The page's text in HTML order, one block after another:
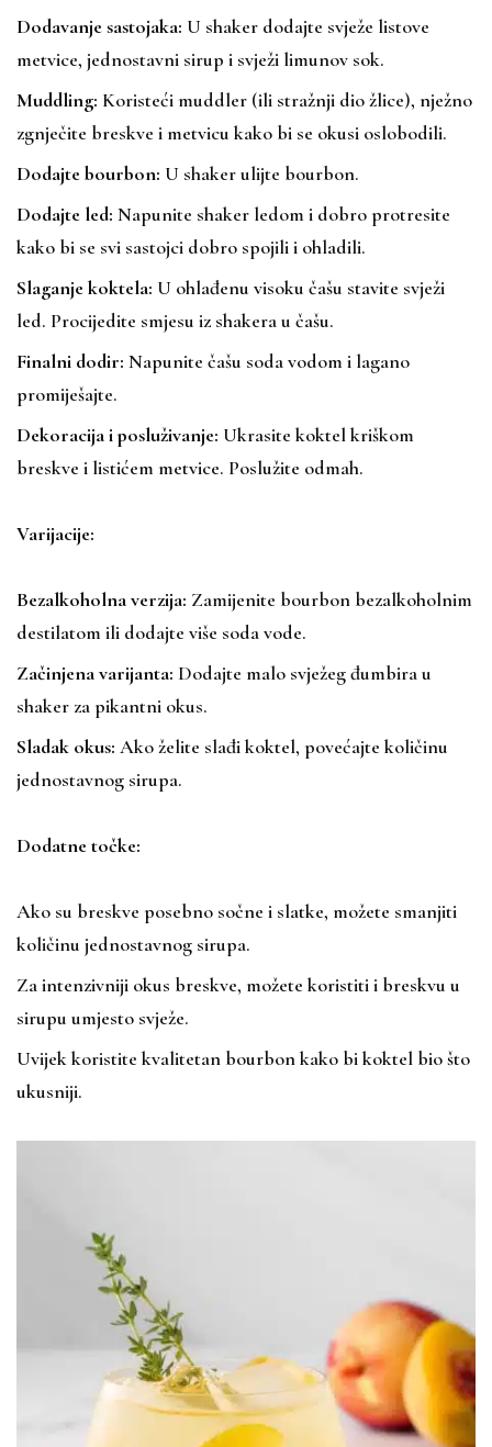
Dodavanje sastojaka: U shaker dodajte svježe listove
metvice, jednostavni sirup i svježi limunov sok.
Muddling: Koristeći muddler (ili stražnji dio žlice), nježno
zgnječite breskve i metvicu kako bi se okusi oslobodili.
Dodajte bourbon: U shaker ulijte bourbon.
Dodajte led: Napunite shaker ledom i dobro protresite
kako bi se svi sastojci dobro spojili i ohladili.
Slaganje koktela: U ohlađenu visoku čašu stavite svježi
led. Procijedite smjesu iz shakera u čašu.
Finalni dodir: Napunite čašu soda vodom i lagano
promiješajte.
Dekoracija i posluživanje: Ukrasite koktel kriškom
breskve i listićem metvice. Poslužite odmah.
Varijacije:
Bezalkoholna verzija: Zamijenite bourbon bezalkoholnim
destilatom ili dodajte više soda vode.
Začinjena varijanta: Dodajte malo svježeg đumbira u
shaker za pikantni okus.
Sladak okus: Ako želite slađi koktel, povećajte količinu
jednostavnog sirupa.
Dodatne točke:
Ako su breskve posebno sočne i slatke, možete smanjiti
količinu jednostavnog sirupa.
Za intenzivniji okus breskve, možete koristiti i breskvu u
sirupu umjesto svježe.
Uvijek koristite kvalitetan bourbon kako bi koktel bio što
ukusniji.